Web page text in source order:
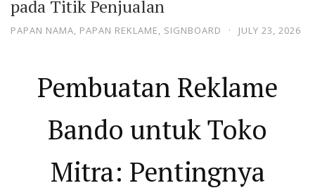
pada Titik Penjualan
PAPAN NAMA, PAPAN REKLAME, SIGNBOARD · JULY 23, 2026
Pembuatan Reklame
Bando untuk Toko
Mitra: Pentingnya